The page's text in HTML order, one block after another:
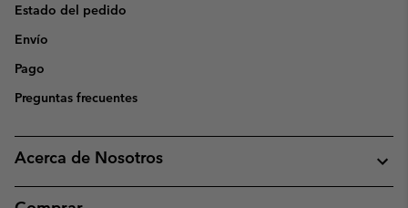
Estado del pedido
Envío
Pago
Preguntas frecuentes
Acerca de Nosotros